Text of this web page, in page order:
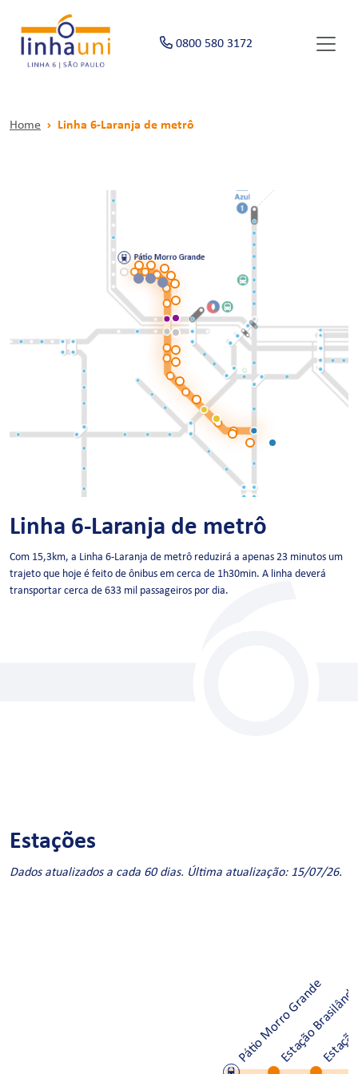
0800 580 3172
Home Linha 6-Laranja de metrô
Linha 6-Laranja de metrô
Com 15,3km, a Linha 6-Laranja de metrô reduzirá a apenas 23 minutos um
trajeto que hoje é feito de ônibus em cerca de 1h30min. A linha deverá
transportar cerca de 633 mil passageiros por dia.
Estações
Dados atualizados a cada 60 dias. Última atualização: 15/07/26.
Pátio Morro Grande
Estação